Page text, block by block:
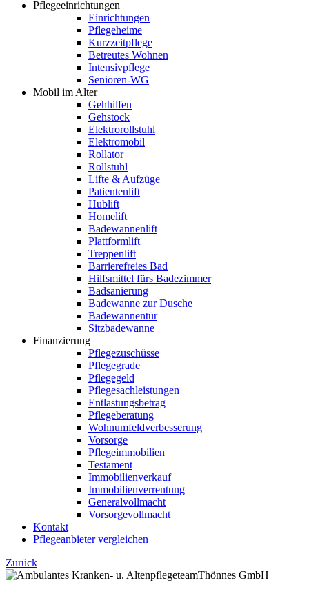
Pflegeeinrichtungen
Einrichtungen
Pflegeheime
Kurzzeitpflege
Betreutes Wohnen
Intensivpflege
Senioren-WG
Mobil im Alter
Gehhilfen
Gehstock
Elektrorollstuhl
Elektromobil
Rollator
Rollstuhl
Lifte & Aufzüge
Patientenlift
Hublift
Homelift
Badewannenlift
Plattformlift
Treppenlift
Barrierefreies Bad
Hilfsmittel fürs Badezimmer
Badsanierung
Badewanne zur Dusche
Badewannentür
Sitzbadewanne
Finanzierung
Pflegezuschüsse
Pflegegrade
Pflegegeld
Pflegesachleistungen
Entlastungsbetrag
Pflegeberatung
Wohnumfeldverbesserung
Vorsorge
Pflegeimmobilien
Testament
Immobilienverkauf
Immobilienverrentung
Generalvollmacht
Vorsorgevollmacht
Kontakt
Pflegeanbieter vergleichen
Zurück